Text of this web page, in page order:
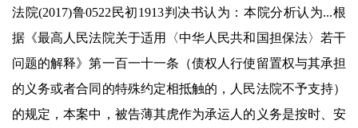
法院(2017)鲁0522民初1913判决书认为：本院分析认为...根
据《最高人民法院关于适用〈中华人民共和国担保法〉若干
问题的解释》第一百一十一条（债权人行使留置权与其承担
的义务或者合同的特殊约定相抵触的，人民法院不予支持）
的规定，本案中，被告薄其虎作为承运人的义务是按时、安